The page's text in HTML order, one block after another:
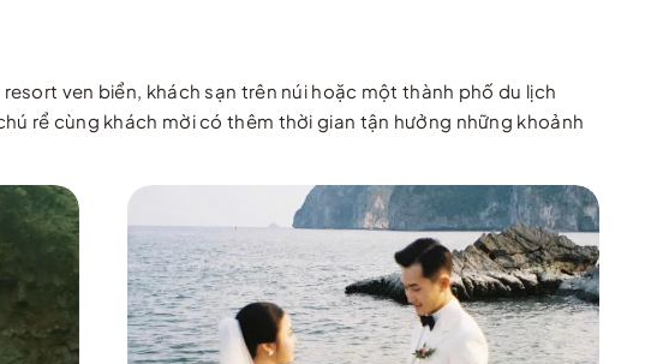
ven biển, khách sạn trên núi hoặc một thành phố du lịch
rể cùng khách mời có thêm thời gian tận hưởng những khoảnh